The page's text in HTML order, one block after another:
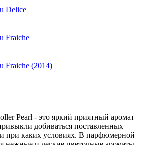
Delice
Fraiche
Fraiche (2014)
Pearl - это яркий приятный аромат
добиваться поставленных
при каких условиях. В парфюмерной